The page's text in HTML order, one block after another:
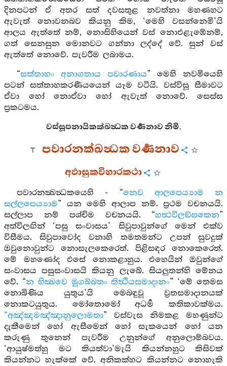
දිනපටන් ඒ අතර සත් දවසතුළ නවත්නා මහණහට
ඇවැත් නොවනබව කියනු කිම, ‘මෙහි වසන්නෙමි’යි
ආලය ඇත්තේ නම්, නොසිහියෙන් වස් නොඑළැඹේනම්,
ගත් සෙනසුන මොනවට ගන්නා ලද්දේ වේ. සුන් වස්
ඇත්තේ නොවේ. පැවරීම ලබාමය.
“සත්තාහං අනාගතාය පවාරණාය” මෙහි නවමියෙහි
පටන් සත්තාහකරණීයයෙන් යෑම වටියි. වස්විසූ සීමාවට
ඒවා හෝ නොඒවා හෝ ඇවැත් නොවේ. සෙස්ස
ප්‍රකටමය.
වස්සූපනායිකක්‍ඛන්‍ධක වර්‍ණනාව නිමි.
පවාරනක්‍ඛන්‍ධක වර්‍ණනාව
අඵාසුකවිහාරකථා
පවාරනක්‍ඛන්‍ධකයෙහි - “නෙව ආලපෙය්‍යාම න
සල්ලපෙය්‍යාම” යන මෙහි ආලාප නම්. ප්‍රථම වචනයයි.
සල්ලාප නම් පශ්චිම වචනයයි. “හත්‍ථවිලඞ්ඝකෙන”
අත්විලඟින් ‘පසු සංවාසය’ සිවුපාවුන්ගේ මෙන් එක්ව
විසීමය. සිවුපාවෝද වනාහි තමතමන්ට උපන් සුවදුක්
ඔවුනොවුන්ට නොසැලකෙරෙත්. පිළිසඳර නොකෙරෙත්.
මේ මහණෝද එසේ නොකළාහුය. එහෙයින් ඔවුන්ගේ
සංවාසය පසුසංවාසයි කියනු ලැබේ. සියලුතන්හි මේනය
වේ. “න භික්‍ඛවෙ මූගබ්බතං තිත්‍ථියසමාදානං” ‘මේ තෙමස
නොබිණිය යුතුය’යි මෙබඳුවූ ව්‍රතසමාදානයක්
නොකටයුතුය. මෝතොමෝ අධර්‍ම කතිකාවක්මය.
“අඤ්ඤමඤ්ඤානුලොමතා” වස්වැස නිමකළ මහණුන්ට
දැකීමෙන් හෝ ඇසීමෙන් හෝ සැකයෙන් හෝ යන
කරුණු තුනෙන් පැවරීම උනුන්ගේ අනුලොම්බවය.
‘ආයුෂ්මත්හු මට කියත්වා’මැයි කියන්නහුට කිසිවක්
කියන්නට හැක්කේ වේ. අනිකක්හට කියන්නට නොහැකි